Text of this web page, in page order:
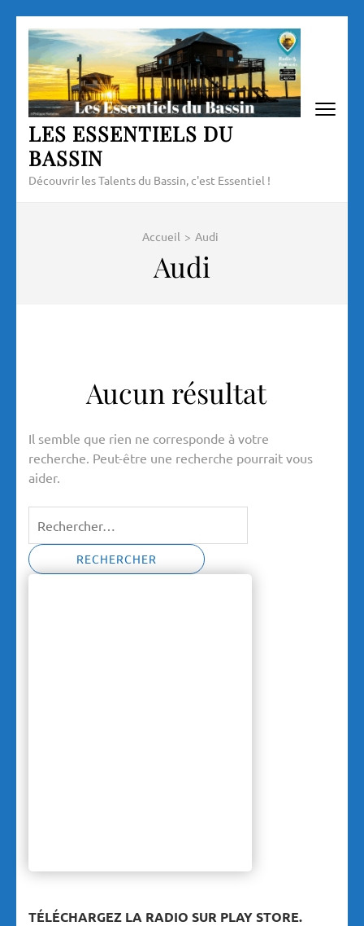
Aller
contenu
(Pressez
Entrée)
LES ESSENTIELS DU
BASSIN
Découvrir les Talents du Bassin, c'est Essentiel !
Accueil > Audi
Audi
Aucun résultat
Il semble que rien ne corresponde à votre
recherche. Peut-être une recherche pourrait vous
aider.
TÉLÉCHARGEZ LA RADIO SUR PLAY STORE.